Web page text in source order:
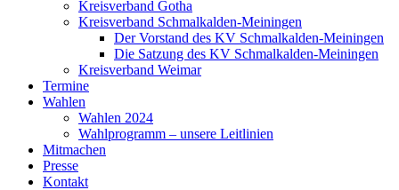
Kreisverband Gotha
Kreisverband Schmalkalden-Meiningen
Der Vorstand des KV Schmalkalden-Meiningen
Die Satzung des KV Schmalkalden-Meiningen
Kreisverband Weimar
Termine
Wahlen
Wahlen 2024
Wahlprogramm – unsere Leitlinien
Mitmachen
Presse
Kontakt